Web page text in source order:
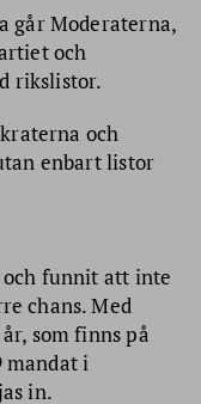
är 65 år eller
2022.
går Moderaterna,
och
rikslistor.
och
enbart listor
funnit att inte
chans. Med
som finns på
mandat i
in.